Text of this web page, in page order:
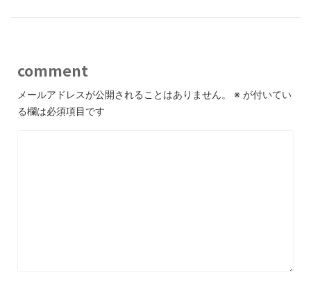
comment
メールアドレスが公開されることはありません。 ※ が付いてい
る欄は必須項目です